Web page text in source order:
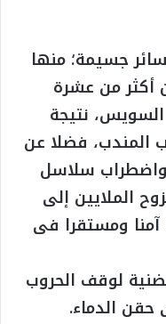
جسيمة؛ منها
من عشرة
السويس، نتيجة
المندب، فضلا عن
واضطراب سلاسل
الملايين إلى
ومستقرا فى
لوقف الحروب
الدماء.